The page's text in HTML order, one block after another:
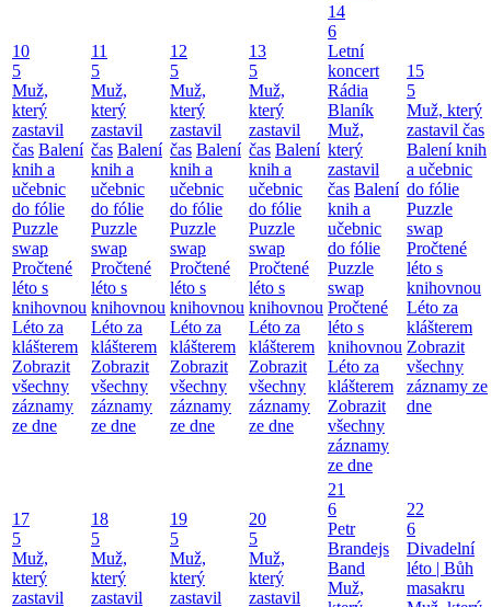
10
5
Muž,
který
zastavil
čas Balení
knih a
učebnic
do fólie
Puzzle
swap
Pročtené
léto s
knihovnou
Léto za
klášterem
Zobrazit
všechny
záznamy
ze dne
11
5
Muž,
který
zastavil
čas Balení
knih a
učebnic
do fólie
Puzzle
swap
Pročtené
léto s
knihovnou
Léto za
klášterem
Zobrazit
všechny
záznamy
ze dne
12
5
Muž,
který
zastavil
čas Balení
knih a
učebnic
do fólie
Puzzle
swap
Pročtené
léto s
knihovnou
Léto za
klášterem
Zobrazit
všechny
záznamy
ze dne
13
5
Muž,
který
zastavil
čas Balení
knih a
učebnic
do fólie
Puzzle
swap
Pročtené
léto s
knihovnou
Léto za
klášterem
Zobrazit
všechny
záznamy
ze dne
14
6
Letní
koncert
Rádia
Blaník
Muž,
který
zastavil
čas Balení
knih a
učebnic
do fólie
Puzzle
swap
Pročtené
léto s
knihovnou
Léto za
klášterem
Zobrazit
všechny
záznamy
ze dne
15
5
Muž, který
zastavil čas
Balení knih
a učebnic
do fólie
Puzzle
swap
Pročtené
léto s
knihovnou
Léto za
klášterem
Zobrazit
všechny
záznamy ze
dne
17
5
Muž,
který
zastavil
18
5
Muž,
který
zastavil
19
5
Muž,
který
zastavil
20
5
Muž,
který
zastavil
21
6
Petr
Brandejs
Band
Muž,
22
6
Divadelní
léto | Bůh
masakru